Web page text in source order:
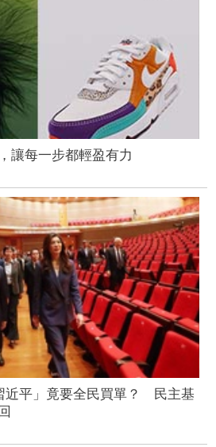
讓每一步都輕盈有力
近平」竟要全民買單？ 民主基